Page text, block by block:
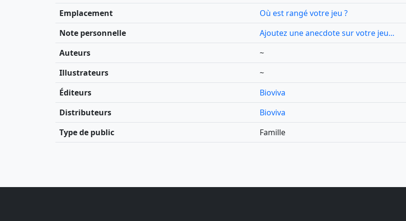
Emplacement
Où est rangé votre jeu ?
Note personnelle
Ajoutez une anecdote sur votre jeu...
Auteurs
~
Illustrateurs
~
Éditeurs
Bioviva
Distributeurs
Bioviva
Type de public
Famille